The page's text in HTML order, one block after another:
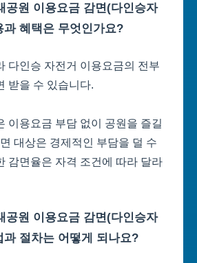
공원 이용요금 감면(다인승자
과 혜택은 무엇인가요?
다인승 자전거 이용요금의 전부
받을 수 있습니다.
이용요금 부담 없이 공원을 즐길
대상은 경제적인 부담을 덜 수
감면율은 자격 조건에 따라 달라
공원 이용요금 감면(다인승자
과 절차는 어떻게 되나요?